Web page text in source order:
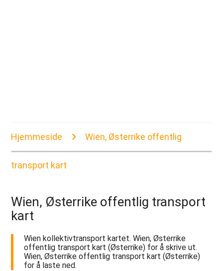
Hjemmeside Wien, Østerrike offentlig
transport kart
Wien, Østerrike offentlig transport
kart
Wien kollektivtransport kartet. Wien, Østerrike
offentlig transport kart (Østerrike) for å skrive ut.
Wien, Østerrike offentlig transport kart (Østerrike)
for å laste ned.